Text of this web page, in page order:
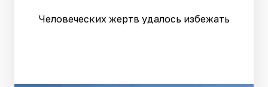
Человеческих жертв удалось избежать